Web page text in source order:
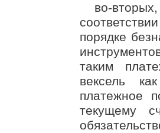
во-
порядке
таким
вексель
платежное
текущему